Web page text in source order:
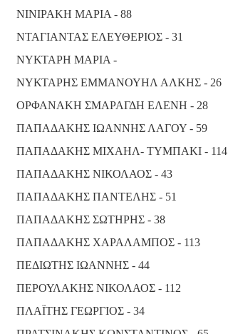
ΝΙΝΙΡΑΚΗ ΜΑΡΙΑ - 88
ΝΤΑΓΙΑΝΤΑΣ ΕΛΕΥΘΕΡΙΟΣ - 31
ΝΥΚΤΑΡΗ ΜΑΡΙΑ -
ΝΥΚΤΑΡΗΣ ΕΜΜΑΝΟΥΗΛ ΑΛΚΗΣ - 26
ΟΡΦΑΝΑΚΗ ΣΜΑΡΑΓΔΗ ΕΛΕΝΗ - 28
ΠΑΠΑΔΑΚΗΣ ΙΩΑΝΝΗΣ ΛΑΓΟΥ - 59
ΠΑΠΑΔΑΚΗΣ ΜΙΧΑΗΛ- ΤΥΜΠΑΚΙ - 114
ΠΑΠΑΔΑΚΗΣ ΝΙΚΟΛΑΟΣ - 43
ΠΑΠΑΔΑΚΗΣ ΠΑΝΤΕΛΗΣ - 51
ΠΑΠΑΔΑΚΗΣ ΣΩΤΗΡΗΣ - 38
ΠΑΠΑΔΑΚΗΣ ΧΑΡΑΛΑΜΠΟΣ - 113
ΠΕΔΙΩΤΗΣ ΙΩΑΝΝΗΣ - 44
ΠΕΡΟΥΛΑΚΗΣ ΝΙΚΟΛΑΟΣ - 112
ΠΛΑΪΤΗΣ ΓΕΩΡΓΙΟΣ - 34